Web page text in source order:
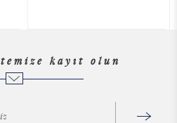
kayıt olun